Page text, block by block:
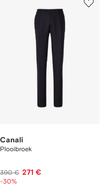
Canali
Plooibroek
390 € 271 €
-30%